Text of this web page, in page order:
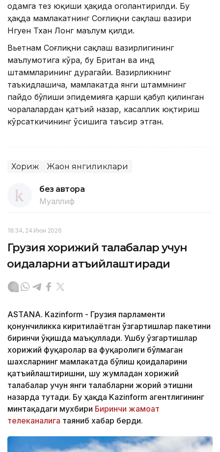
одамга тез юқиши ҳақида оголантирилди. Бу
ҳақда мамлакатнинг Соғлиқни сақлаш вазири
Нгуен Тхан Лонг маълум қилди.
Вьетнам Соғлиқни сақлаш вазирлигининг
маълумотига кўра, бу Британ ва Ҳинд
штаммларининг дурагайи. Вазирликнинг
таъкидлашича, мамлакатда янги штаммнинг
пайдо бўлиши эпидемияга қарши қабул қилинган
чоралалардан қатъий назар, касаллик юқтириш
кўрсаткичининг ўсишига таъсир этган.
Хориж Жаҳон янгиликлари
без автора
Муаллиф
18:34, 24 Июн 2026
Грузия хорижий талабалар учун
қоидаларни қатъийлаштиради
ASTANA. Kazinform - Грузия парламенти
қонунчиликка киритилаётган ўзгартишлар пакетини
биринчи ўқишда маъқуллади. Ушбу ўзгартишлар
хорижий фуқаролар ва фуқаролиги бўлмаган
шахсларнинг мамлакатда бўлиш қоидаларини
қатъийлаштиришни, шу жумладан хорижий
талабалар учун янги талабларни жорий этишни
назарда тутади. Бу ҳақда Kazinform агентлигининг
минтақадаги мухбири Биринчи жамоат
телеканалига таяниб хабар берди.